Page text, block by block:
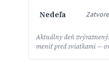
Nedeľa
Aktuálny deň
meniť pred sviatkami —